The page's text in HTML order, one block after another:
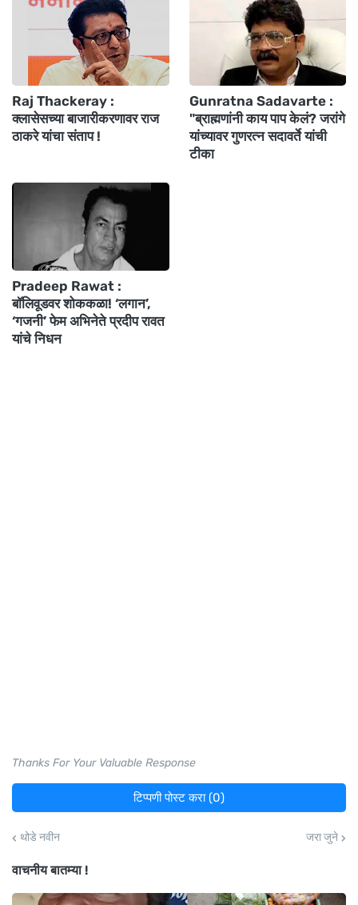
Raj Thackeray :
क्लासेसच्या बाजारीकरणावर राज
ठाकरे यांचा संताप !
Gunratna Sadavarte :
"ब्राह्मणांनी काय पाप केलं? जरांगे
यांच्यावर गुणरत्न सदावर्ते यांची
टीका
Pradeep Rawat :
बॉलिवूडवर शोककळा! ‘लगान’,
‘गजनी’ फेम अभिनेते प्रदीप रावत
यांचे निधन
Thanks For Your Valuable Response
टिप्पणी पोस्ट करा (0)
थोडे नवीन जरा जुने
वाचनीय बातम्या !